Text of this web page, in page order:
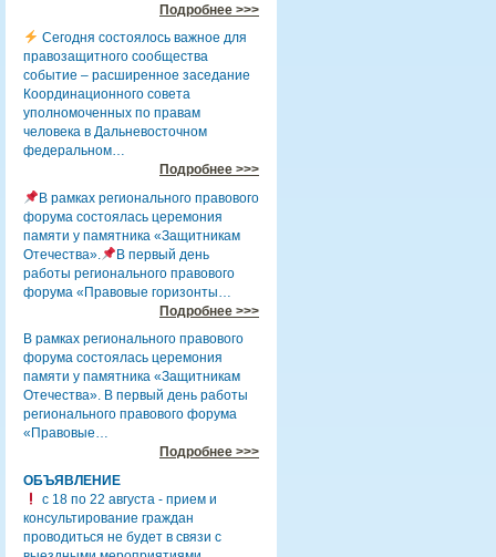
Подробнее >>>
Сегодня состоялось важное для
правозащитного сообщества
событие – расширенное заседание
Координационного совета
уполномоченных по правам
человека в Дальневосточном
федеральном…
Подробнее >>>
В рамках регионального правового
форума состоялась церемония
памяти у памятника «Защитникам
Отечества».
В первый день
работы регионального правового
форума «Правовые горизонты…
Подробнее >>>
В рамках регионального правового
форума состоялась церемония
памяти у памятника «Защитникам
Отечества». В первый день работы
регионального правового форума
«Правовые…
Подробнее >>>
ОБЪЯВЛЕНИЕ
с 18 по 22 августа - прием и
консультирование граждан
проводиться не будет в связи с